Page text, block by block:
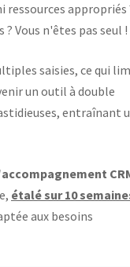
appropriés
Vous n'êtes pas seul !
saisies, ce qui
un outil à double
entraînant
étalé sur 10
aux besoins